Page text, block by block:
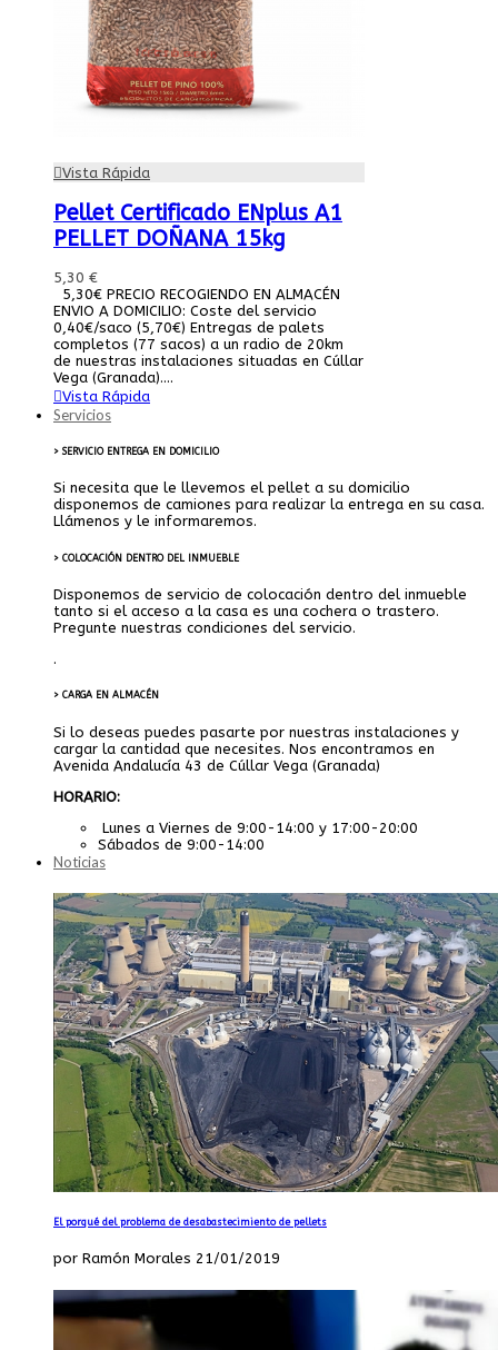
Vista Rápida
Pellet Certificado ENplus A1
PELLET DOÑANA 15kg
5,30 €
5,30€ PRECIO RECOGIENDO EN ALMACÉN
ENVIO A DOMICILIO: Coste del servicio
0,40€/saco (5,70€) Entregas de palets
completos (77 sacos) a un radio de 20km
de nuestras instalaciones situadas en Cúllar
Vega (Granada)....
Vista Rápida
Servicios
> SERVICIO ENTREGA EN DOMICILIO
Si necesita que le llevemos el pellet a su domicilio
disponemos de camiones para realizar la entrega en su casa.
Llámenos y le informaremos.
> COLOCACIÓN DENTRO DEL INMUEBLE
Disponemos de servicio de colocación dentro del inmueble
tanto si el acceso a la casa es una cochera o trastero.
Pregunte nuestras condiciones del servicio.
.
> CARGA EN ALMACÉN
Si lo deseas puedes pasarte por nuestras instalaciones y
cargar la cantidad que necesites. Nos encontramos en
Avenida Andalucía 43 de Cúllar Vega (Granada)
HORARIO:
Lunes a Viernes de 9:00-14:00 y 17:00-20:00
Sábados de 9:00-14:00
Noticias
El porqué del problema de desabastecimiento de pellets
por Ramón Morales 21/01/2019